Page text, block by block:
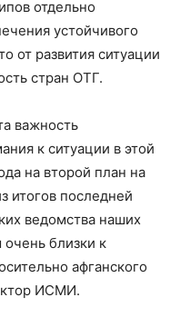
отдельно
устойчивого
от развития ситуации
стран ОТГ.
важность
к ситуации в этой
на второй план на
итогов последней
ведомства наших
близки к
афганского
ИСМИ.